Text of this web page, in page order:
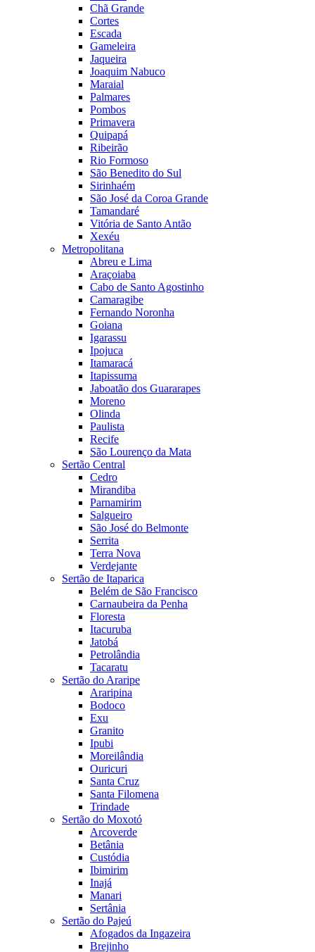
Chã Grande
Cortes
Escada
Gameleira
Jaqueira
Joaquim Nabuco
Maraial
Palmares
Pombos
Primavera
Quipapá
Ribeirão
Rio Formoso
São Benedito do Sul
Sirinhaém
São José da Coroa Grande
Tamandaré
Vitória de Santo Antão
Xexéu
Metropolitana
Abreu e Lima
Araçoiaba
Cabo de Santo Agostinho
Camaragibe
Fernando Noronha
Goiana
Igarassu
Ipojuca
Itamaracá
Itapissuma
Jaboatão dos Guararapes
Moreno
Olinda
Paulista
Recife
São Lourenço da Mata
Sertão Central
Cedro
Mirandiba
Parnamirim
Salgueiro
São José do Belmonte
Serrita
Terra Nova
Verdejante
Sertão de Itaparica
Belém de São Francisco
Carnaubeira da Penha
Floresta
Itacuruba
Jatobá
Petrolândia
Tacaratu
Sertão do Araripe
Araripina
Bodoco
Exu
Granito
Ipubi
Moreilândia
Ouricuri
Santa Cruz
Santa Filomena
Trindade
Sertão do Moxotó
Arcoverde
Betânia
Custódia
Ibimirim
Inajá
Manari
Sertânia
Sertão do Pajeú
Afogados da Ingazeira
Brejinho